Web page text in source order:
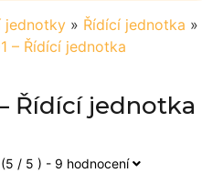
jednotky » Řídící jednotka »
– Řídící jednotka
Řídící jednotka
/ 5 ) - 9 hodnocení